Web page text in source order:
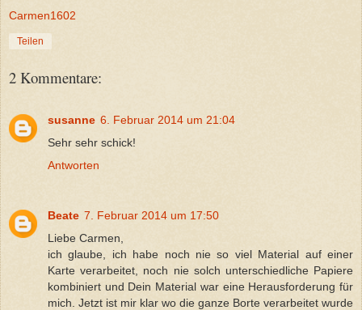
Carmen1602
Teilen
2 Kommentare:
susanne 6. Februar 2014 um 21:04
Sehr sehr schick!
Antworten
Beate 7. Februar 2014 um 17:50
Liebe Carmen,
ich glaube, ich habe noch nie so viel Material auf einer
Karte verarbeitet, noch nie solch unterschiedliche Papiere
kombiniert und Dein Material war eine Herausforderung für
mich. Jetzt ist mir klar wo die ganze Borte verarbeitet wurde